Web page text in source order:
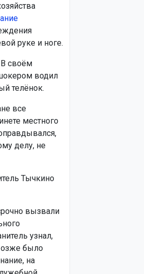
руке и ноге.
своём
водил
телёнок.
все
местного
делу, не
Тычкино
вызвали
узнал,
было
на